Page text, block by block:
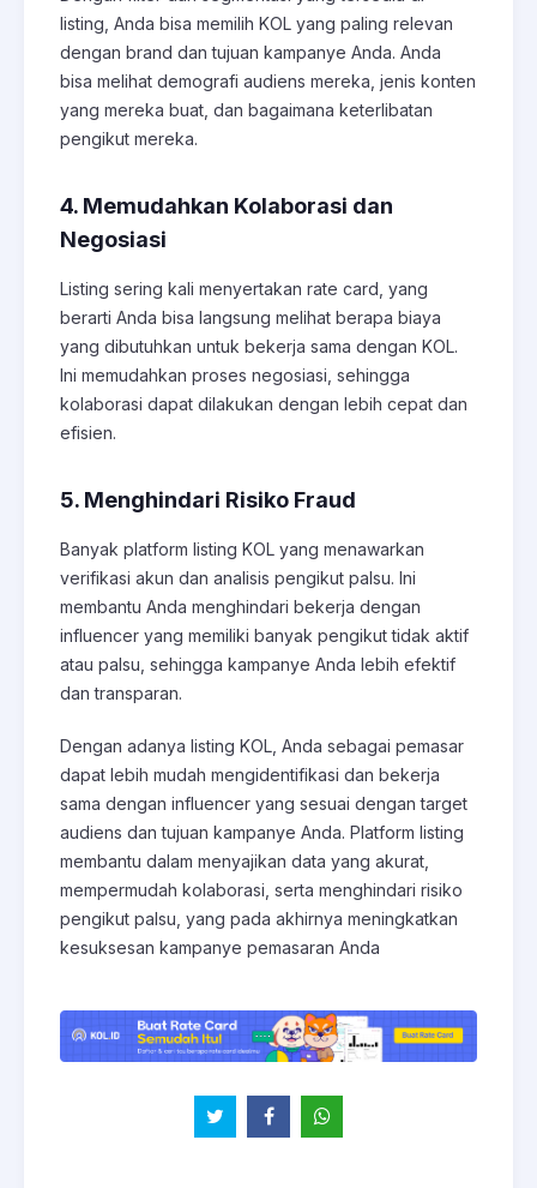
listing, Anda bisa memilih KOL yang paling relevan
dengan brand dan tujuan kampanye Anda. Anda
bisa melihat demografi audiens mereka, jenis konten
yang mereka buat, dan bagaimana keterlibatan
pengikut mereka.
4. Memudahkan Kolaborasi dan
Negosiasi
Listing sering kali menyertakan rate card, yang
berarti Anda bisa langsung melihat berapa biaya
yang dibutuhkan untuk bekerja sama dengan KOL.
Ini memudahkan proses negosiasi, sehingga
kolaborasi dapat dilakukan dengan lebih cepat dan
efisien.
5. Menghindari Risiko Fraud
Banyak platform listing KOL yang menawarkan
verifikasi akun dan analisis pengikut palsu. Ini
membantu Anda menghindari bekerja dengan
influencer yang memiliki banyak pengikut tidak aktif
atau palsu, sehingga kampanye Anda lebih efektif
dan transparan.
Dengan adanya listing KOL, Anda sebagai pemasar
dapat lebih mudah mengidentifikasi dan bekerja
sama dengan influencer yang sesuai dengan target
audiens dan tujuan kampanye Anda. Platform listing
membantu dalam menyajikan data yang akurat,
mempermudah kolaborasi, serta menghindari risiko
pengikut palsu, yang pada akhirnya meningkatkan
kesuksesan kampanye pemasaran Anda